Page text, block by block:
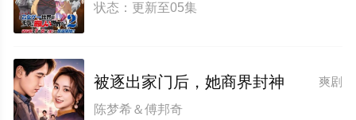
状态：更新至05集
爽剧
被逐出家门后，她商界封神
陈梦希＆傅邦奇